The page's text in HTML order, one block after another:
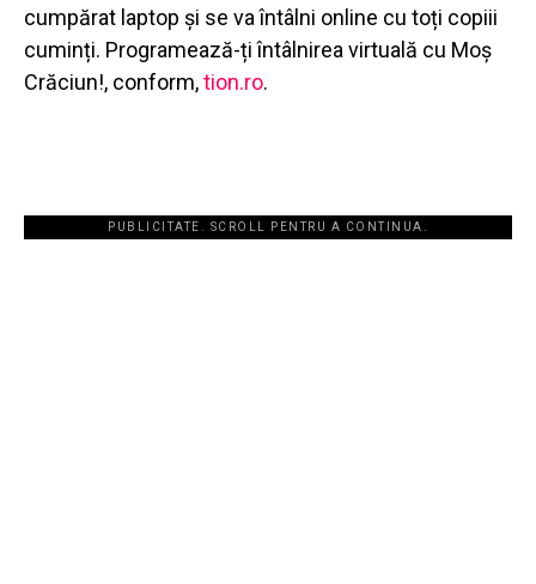
cumpărat laptop și se va întâlni online cu toți copiii
cuminți. Programează-ți întâlnirea virtuală cu Moș
Crăciun!, conform,tion.ro.
PUBLICITATE. SCROLL PENTRU A CONTINUA.